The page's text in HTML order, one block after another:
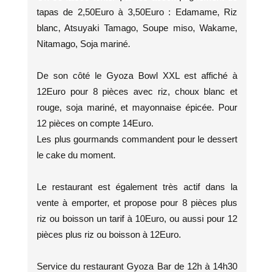
tapas de 2,50Euro à 3,50Euro : Edamame, Riz
blanc, Atsuyaki Tamago, Soupe miso, Wakame,
Nitamago, Soja mariné.
De son côté le Gyoza Bowl XXL est affiché à
12Euro pour 8 pièces avec riz, choux blanc et
rouge, soja mariné, et mayonnaise épicée. Pour
12 pièces on compte 14Euro.
Les plus gourmands commandent pour le dessert
le cake du moment.
Le restaurant est également très actif dans la
vente à emporter, et propose pour 8 pièces plus
riz ou boisson un tarif à 10Euro, ou aussi pour 12
pièces plus riz ou boisson à 12Euro.
Service du restaurant Gyoza Bar de 12h à 14h30